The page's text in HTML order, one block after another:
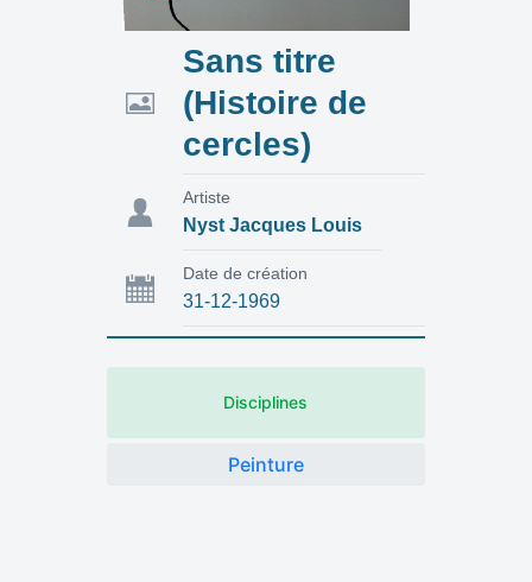
Sans titre
(Histoire de
cercles)
Nyst Jacques Louis
Artiste
31-12-1969
Date de création
Disciplines
Peinture